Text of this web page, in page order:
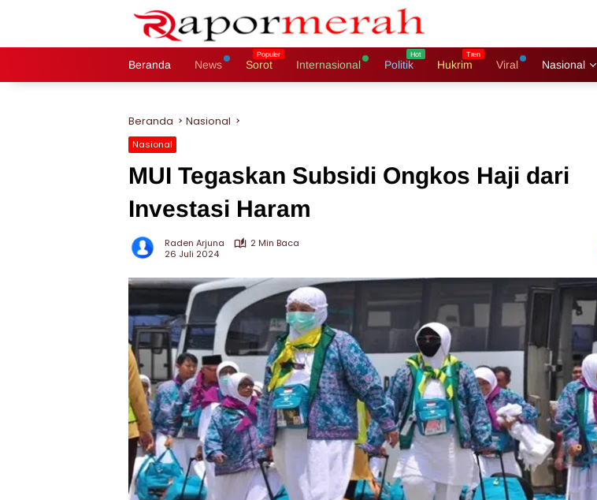
Beranda News Sorot Internasional Politik Hukrim Viral Nasional
Beranda Nasional
Nasional
MUI Tegaskan Subsidi Ongkos Haji dari
Investasi Haram
Raden Arjuna
2 Min Baca
26 Juli 2024